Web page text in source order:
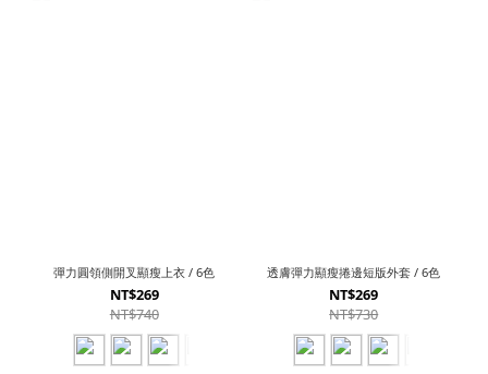
彈力圓領側開叉顯瘦上衣 / 6色
NT$269
NT$740
透膚彈力顯瘦捲邊短版外套 / 6色
NT$269
NT$730